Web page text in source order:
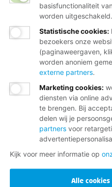
basisfunctionaliteit
worden uitgeschakeld.
Statistische cookies:
bezoekers onze
(paginaweergaven,
worden anoniem
externe partners.
Marketing cookies:
diensten via online
te brengen. Bij
delen wij je
partners voor
Kijk voor meer informatie op
Alle